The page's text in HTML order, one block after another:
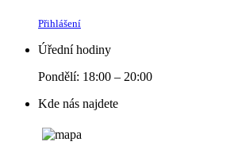
Přihlášení
Úřední hodiny
Pondělí: 18:00 – 20:00
Kde nás najdete